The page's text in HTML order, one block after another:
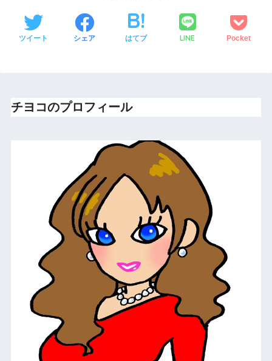
ツイート シェア はてブ LINE Pocket
チヨコのプロフィール